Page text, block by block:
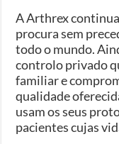
A Arthrex continua
procura sem
todo o mundo.
controlo privado
familiar e
qualidade
usam os seus
pacientes cujas